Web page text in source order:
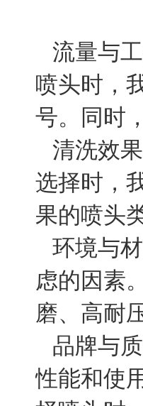
流量与
喷头时，
号。同时
清洗效
选择时，
果的喷头
环境与
虑的因素
磨、高耐
品牌与
性能和使